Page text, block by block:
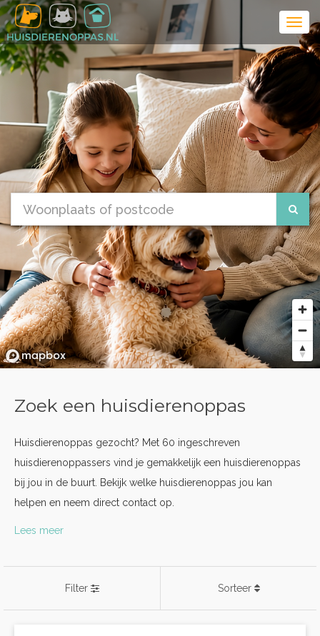
Zoek een huisdierenoppas
Huisdierenoppas gezocht? Met 60 ingeschreven
huisdierenoppassers vind je gemakkelijk een huisdierenoppas
bij jou in de buurt. Bekijk welke huisdierenoppas jou kan
helpen en neem direct contact op.
Lees meer
Filter Sorteer